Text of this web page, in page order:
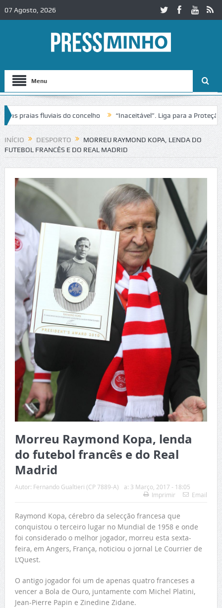
07 Agosto, 2026
Menu
praias fluviais do concelho “Inaceitável”. Liga para a Proteção da
INÍCIO DESPORTO
MORREU RAYMOND KOPA, LENDA DO
FUTEBOL FRANCÊS E DO REAL MADRID
Morreu Raymond Kopa, lenda
do futebol francês e do Real
Madrid
Autor: Fernando Gualtieri (CP 7889-A) a: 3 Março, 2017 - 18:05
Imprimir
Email
Raymond Kopa, cérebro da selecção francesa que
conquistou o terceiro lugar no Mundial de 1958 e onde
foi considerado o melhor jogador, morreu esta sexta-
feira, em Angers, França, noticiou o jornal Le Courrier de
L’Quest.
O antigo jogador foi um de apenas quatro franceses a
vencer a Bola de Ouro, juntamente com Michel Platini,
Jean-Pierre Papin e Zinedine Zidane.